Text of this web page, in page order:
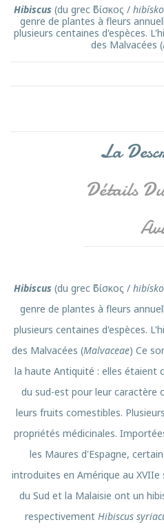
Hibiscus (du grec ἱϐίσκος /
genre de plantes à fleurs
plusieurs centaines d'espèces.
des Malvacées (
La
Détails
Hibiscus (du grec ἱϐίσκος /
genre de plantes à fleurs
plusieurs centaines d'espèces.
des Malvacées (Malvaceae) Ce
la haute Antiquité : elles étaient
du sud-est pour leur caractère
leurs fruits comestibles.
propriétés médicinales.
les Maures d'Espagne,
introduites en Amérique au XVIIe
du Sud et la Malaisie ont un
respectivement Hibiscus